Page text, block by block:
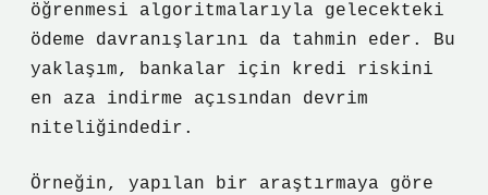
öğrenmesi algoritmalarıyla gelecekteki
ödeme davranışlarını da tahmin eder. Bu
yaklaşım, bankalar için kredi riskini
en aza indirme açısından devrim
niteliğindedir.
Örneğin, yapılan bir araştırmaya göre